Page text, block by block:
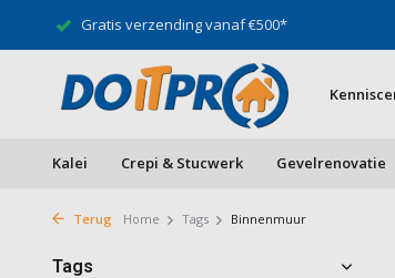
Gratis verzending vanaf €500*
Kalei Crepi & Stucwerk Gevelrenovatie
Terug Home Tags Binnenmuur
Tags